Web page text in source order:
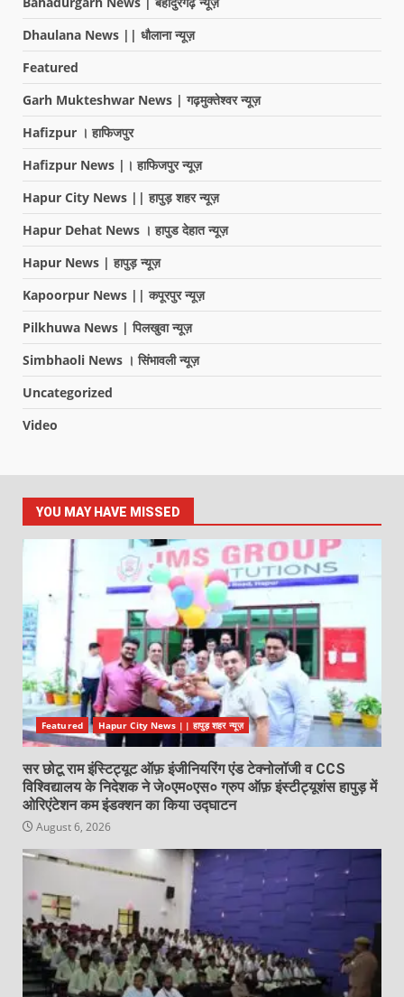
Dhaulana News || धौलाना न्यूज़
Featured
Garh Mukteshwar News | गढ़मुक्तेश्वर न्यूज़
Hafizpur । हाफिजपुर
Hafizpur News |। हाफिजपुर न्यूज़
Hapur City News || हापुड़ शहर न्यूज़
Hapur Dehat News । हापुड देहात न्यूज़
Hapur News | हापुड़ न्यूज़
Kapoorpur News || कपूरपुर न्यूज़
Pilkhuwa News | पिलखुवा न्यूज़
Simbhaoli News । सिंभावली न्यूज़
Uncategorized
Video
YOU MAY HAVE MISSED
Featured Hapur City News || हापुड़ शहर न्यूज़
सर छोटू राम इंस्टिट्यूट ऑफ़ इंजीनियरिंग एंड टेक्नोलॉजी व CCS
विश्विद्यालय के निदेशक ने जे०एम०एस० ग्रुप ऑफ़ इंस्टीट्यूशंस हापुड़ में
ओरिएंटेशन कम इंडक्शन का किया उद्घाटन
August 6, 2026